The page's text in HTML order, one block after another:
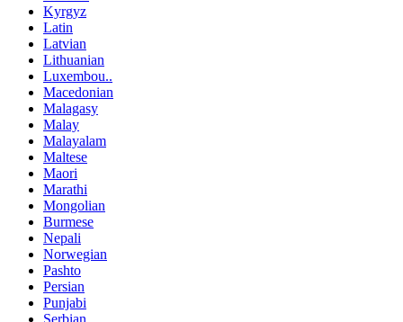
Kyrgyz
Latin
Latvian
Lithuanian
Luxembou..
Macedonian
Malagasy
Malay
Malayalam
Maltese
Maori
Marathi
Mongolian
Burmese
Nepali
Norwegian
Pashto
Persian
Punjabi